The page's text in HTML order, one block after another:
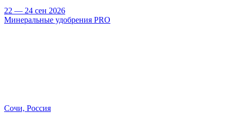
22 — 24 сен 2026
Минеральные удобрения PRO
Сочи, Россия